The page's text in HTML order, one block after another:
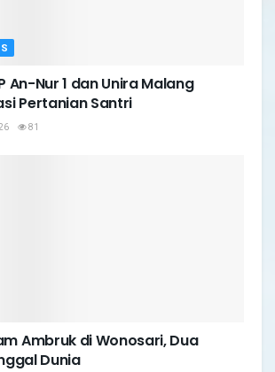
An-Nur 1 dan Unira Malang
Pertanian Santri
81
Ambruk di Wonosari, Dua
Dunia